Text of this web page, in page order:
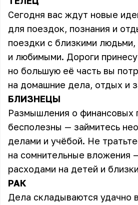
Сегодня вас ждут новые
для поездок, познания и
поездки с близкими людьми,
и любимыми. Дороги
но большую её часть вы
на домашние дела, отдых и
БЛИЗНЕЦЫ
Размышления о финансовых
бесполезны — займитесь
делами и учёбой. Не
на сомнительные вложения
расходами на детей и
РАК
Дела складываются удачно